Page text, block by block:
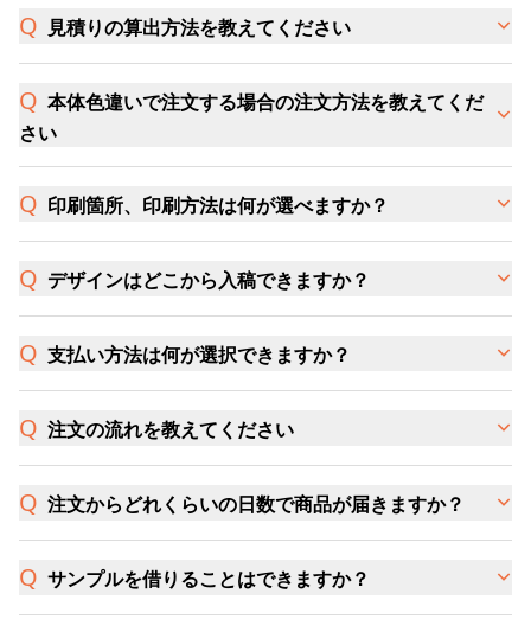
見積りの算出方法を教えてください
本体色違いで注文する場合の注文方法を教えてくだ
さい
印刷箇所、印刷方法は何が選べますか？
デザインはどこから入稿できますか？
支払い方法は何が選択できますか？
注文の流れを教えてください
注文からどれくらいの日数で商品が届きますか？
サンプルを借りることはできますか？